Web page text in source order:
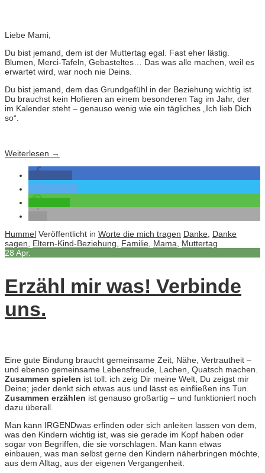
Liebe Mami,
Du bist jemand, dem ist der Muttertag egal. Fast eher lästig.
Blumen, Merci-Tafeln, Gebasteltes… Das was alle machen, weil es
erwartet wird, war noch nie Deins.
Du bist jemand, dem das Grundgefühl in der Beziehung wichtig ist.
Du brauchst kein Hofieren an einem besonderen Tag im Jahr, der
im Kalender steht – genauso wenig wie ein tägliches „Ich lieb Dich
so“.
Weiterlesen →
Hummel Veröffentlicht in Worte die mich tragen Danke, Danke
sagen, Eltern-Kind-Beziehung, Familie, Mama, Muttertag
28 Apr.
Erzähl mir was! Verbinde
uns.
Eine gute Bindung braucht gemeinsame Zeit, Nähe, Vertrautheit –
und ebenso gemeinsame Lebensfreude, Lachen, Quatsch machen.
Zusammen spielen ist toll: ich zeig Dir meine Welt, Du zeigst mir
Deine; jeder denkt sich etwas aus und lässt es einfließen ins Tun.
Zusammen erzählen ist genauso großartig – und funktioniert noch
dazu überall.
Man kann IRGENDwas erfinden oder sich anleiten lassen von dem,
was den Kindern wichtig ist, was sie gerade im Kopf haben oder
sogar von Begriffen, die sie vorschlagen. Man kann etwas
einbauen, was man selbst gerne den Kindern näherbringen möchte,
aus dem Alltag, aus der eigenen Vergangenheit.